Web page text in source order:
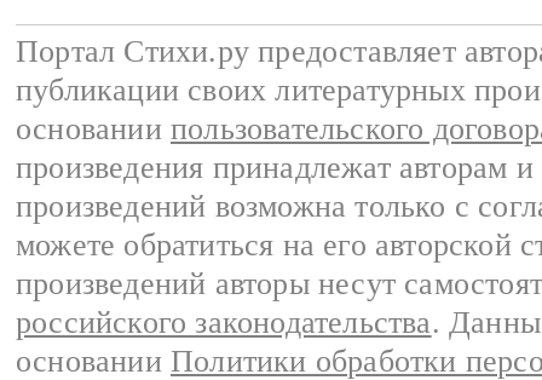
Портал Стихи.ру предоставляет
публикации своих литературных
основании пользовательского
произведения принадлежат авторам
произведений возможна только с
можете обратиться на его авторской
произведений авторы несут
российского законодательства.
основании Политики обработки